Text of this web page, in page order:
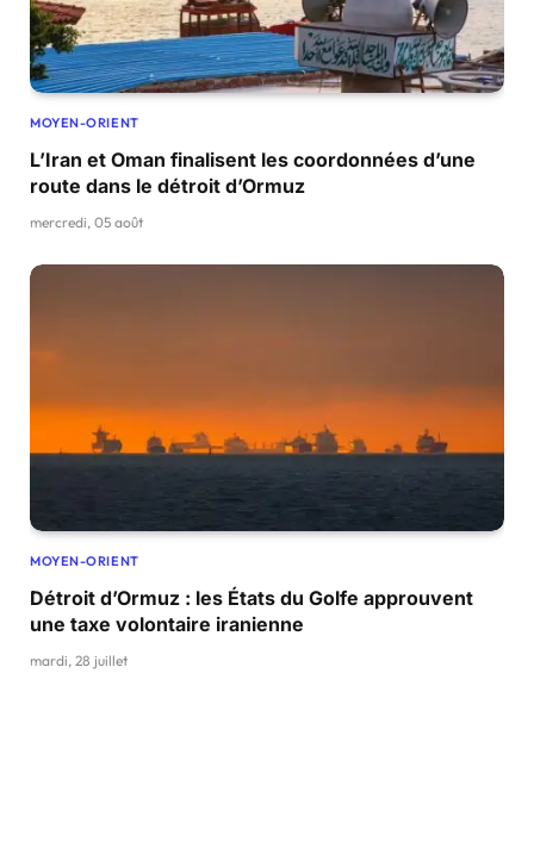
MOYEN-ORIENT
L’Iran et Oman finalisent les coordonnées d’une
route dans le détroit d’Ormuz
mercredi, 05 août
MOYEN-ORIENT
Détroit d’Ormuz : les États du Golfe approuvent
une taxe volontaire iranienne
mardi, 28 juillet